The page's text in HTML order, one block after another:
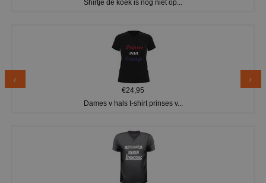
Shirtje de koek is nog niet op...
€24,95
Dames v hals t-shirt prinses v...